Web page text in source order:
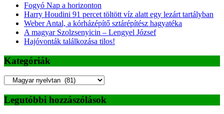
Fogyó Nap a horizonton
Harry Houdini 91 percet töltött víz alatt egy lezárt tartályban
Weber Antal, a kórházépítő sztárépítész hagyatéka
A magyar Szolzsenyicin – Lengyel József
Hajóvonták találkozása tilos!
Kategóriák
Kategóriák
Legutóbbi hozzászólások